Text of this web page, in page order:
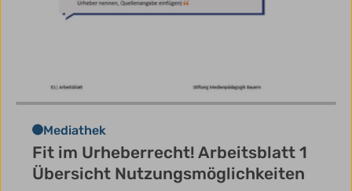
Mediathek
Fit im Urheberrecht! Arbeitsblatt 1
Übersicht Nutzungsmöglichkeiten